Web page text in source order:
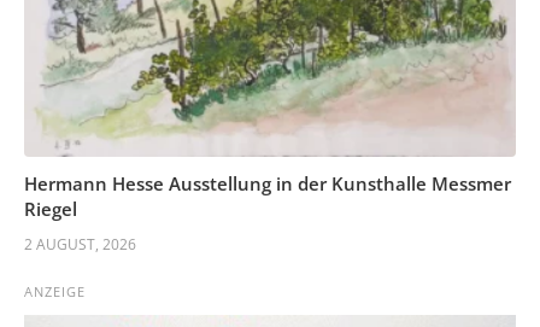
Hermann Hesse Ausstellung in der Kunsthalle Messmer
Riegel
2 AUGUST, 2026
ANZEIGE